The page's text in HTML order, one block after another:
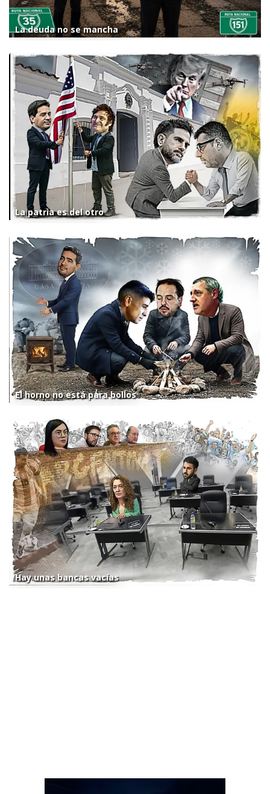
La deuda no se mancha
La patria es del otro
El horno no está para bollos
Hay unas bancas vacías